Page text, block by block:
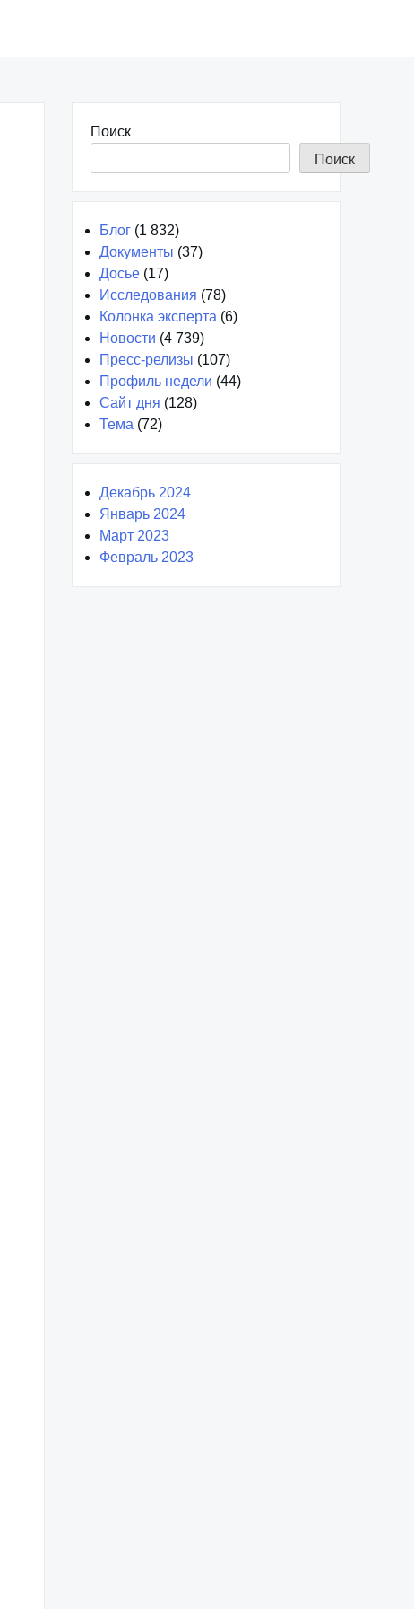
Поиск
Поиск
Блог (1 832)
Документы (37)
Досье (17)
Исследования (78)
Колонка эксперта (6)
Новости (4 739)
Пресс-релизы (107)
Профиль недели (44)
Сайт дня (128)
Тема (72)
Декабрь 2024
Январь 2024
Март 2023
Февраль 2023